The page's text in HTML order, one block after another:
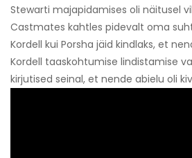
Stewarti majapidamises oli näitusel
Castmates kahtles pidevalt oma
Kordell kui Porsha jäid kindlaks, et
Kordell taaskohtumise lindistamise
kirjutised seinal, et nende abielu oli